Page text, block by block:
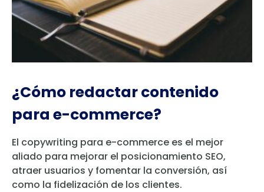
¿Cómo redactar contenido
para e-commerce?
El copywriting para e-commerce es el mejor
aliado para mejorar el posicionamiento SEO,
atraer usuarios y fomentar la conversión, así
como la fidelización de los clientes.